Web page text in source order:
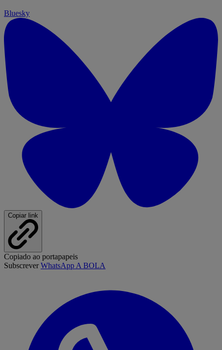
Bluesky
Copiar link
Copiado ao portapapeis
SubscreverWhatsApp A BOLA